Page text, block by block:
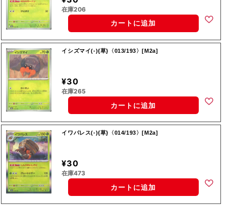
在庫206
カートに追加
イシズマイ(-){草}〈013/193〉[M2a]
¥30
在庫265
カートに追加
イワパレス(-){草}〈014/193〉[M2a]
¥30
在庫473
カートに追加